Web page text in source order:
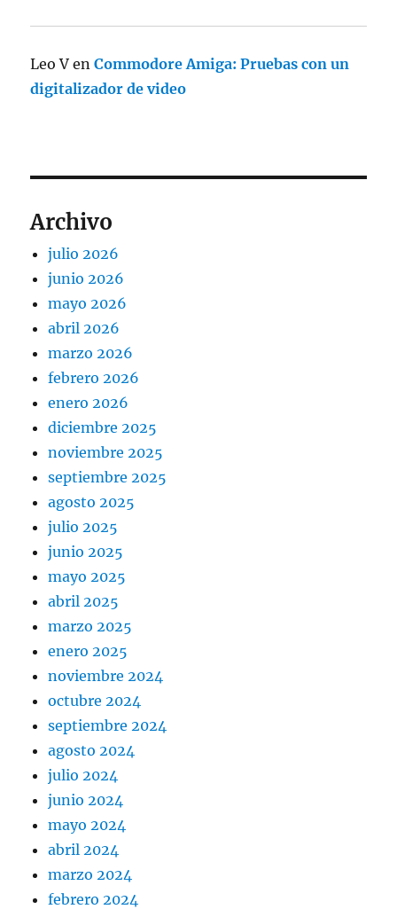
Leo V enCommodore Amiga: Pruebas con un
digitalizador de video
Archivo
julio 2026
junio 2026
mayo 2026
abril 2026
marzo 2026
febrero 2026
enero 2026
diciembre 2025
noviembre 2025
septiembre 2025
agosto 2025
julio 2025
junio 2025
mayo 2025
abril 2025
marzo 2025
enero 2025
noviembre 2024
octubre 2024
septiembre 2024
agosto 2024
julio 2024
junio 2024
mayo 2024
abril 2024
marzo 2024
febrero 2024